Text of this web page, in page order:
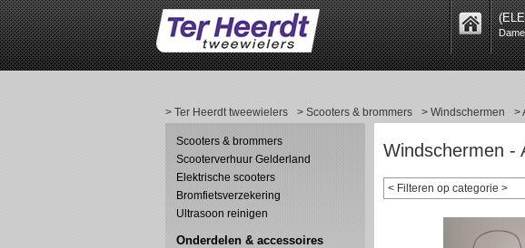
> Ter Heerdt tweewielers > Scooters & brommers > Windschermen >
Scooters & brommers
Scooterverhuur Gelderland
Elektrische scooters
Bromfietsverzekering
Ultrasoon reinigen
Onderdelen & accessoires
Windschermen -